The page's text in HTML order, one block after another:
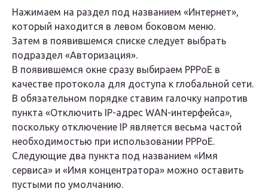
Нажимаем на раздел под названием «Интернет»,
который находится в левом боковом меню.
Затем в появившемся списке следует выбрать
подраздел «Авторизация».
В появившемся окне сразу выбираем PPPoE в
качестве протокола для доступа к глобальной сети.
В обязательном порядке ставим галочку напротив
пункта «Отключить IP-адрес WAN-интерфейса»,
поскольку отключение IP является весьма частой
необходимостью при использовании PPPoE.
Следующие два пункта под названием «Имя
сервиса» и «Имя концентратора» можно оставить
пустыми по умолчанию.